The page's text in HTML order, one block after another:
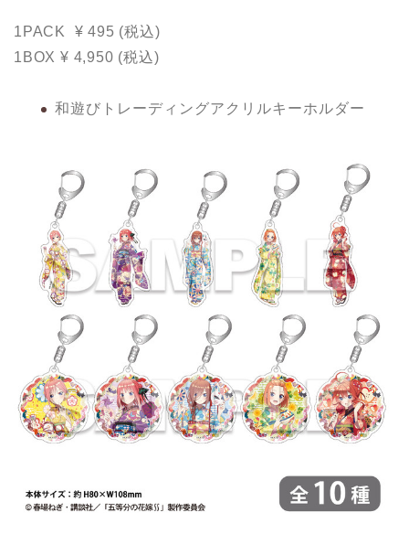
1PACK ¥ 495 (税込)
1BOX ¥ 4,950 (税込)
和遊びトレーディングアクリルキーホルダー